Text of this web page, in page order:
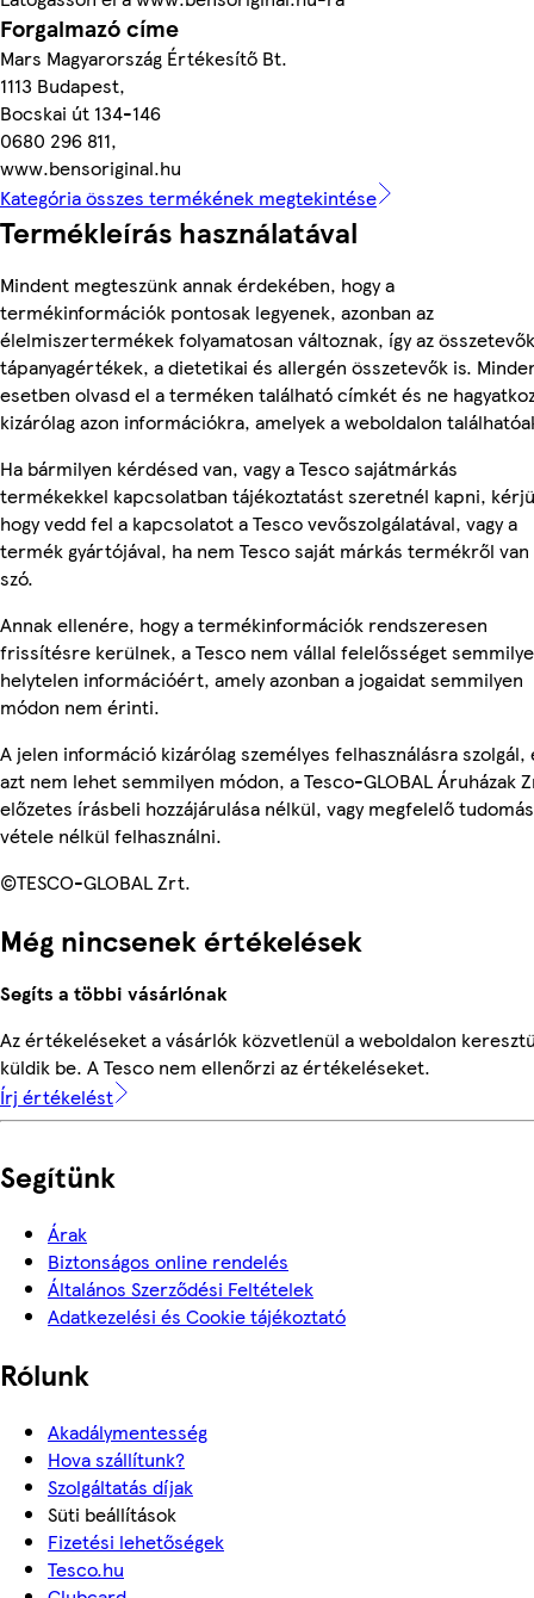
Forgalmazó címe
Mars Magyarország Értékesítő Bt.
1113 Budapest,
Bocskai út 134-146
0680 296 811,
www.bensoriginal.hu
Kategória összes termékének megtekintése
Termékleírás használatával
Mindent megteszünk annak érdekében, hogy a
termékinformációk pontosak legyenek, azonban az
élelmiszertermékek folyamatosan változnak, így az
tápanyagértékek, a dietetikai és allergén összetevők is.
esetben olvasd el a terméken található címkét és ne
kizárólag azon információkra, amelyek a weboldalon
Ha bármilyen kérdésed van, vagy a Tesco sajátmárkás
termékekkel kapcsolatban tájékoztatást szeretnél kapni,
hogy vedd fel a kapcsolatot a Tesco vevőszolgálatával, vagy a
termék gyártójával, ha nem Tesco saját márkás termékről van
szó.
Annak ellenére, hogy a termékinformációk rendszeresen
frissítésre kerülnek, a Tesco nem vállal felelősséget
helytelen információért, amely azonban a jogaidat semmilyen
módon nem érinti.
A jelen információ kizárólag személyes felhasználásra szolgál,
azt nem lehet semmilyen módon, a Tesco-GLOBAL Áruházak
előzetes írásbeli hozzájárulása nélkül, vagy megfelelő
vétele nélkül felhasználni.
©TESCO-GLOBAL Zrt.
Még nincsenek értékelések
Segíts a többi vásárlónak
Az értékeléseket a vásárlók közvetlenül a weboldalon
küldik be. A Tesco nem ellenőrzi az értékeléseket.
Írj értékelést
Segítünk
Árak
Biztonságos online rendelés
Általános Szerződési Feltételek
Adatkezelési és Cookie tájékoztató
Rólunk
Akadálymentesség
Hova szállítunk?
Szolgáltatás díjak
Süti beállítások
Fizetési lehetőségek
Tesco.hu